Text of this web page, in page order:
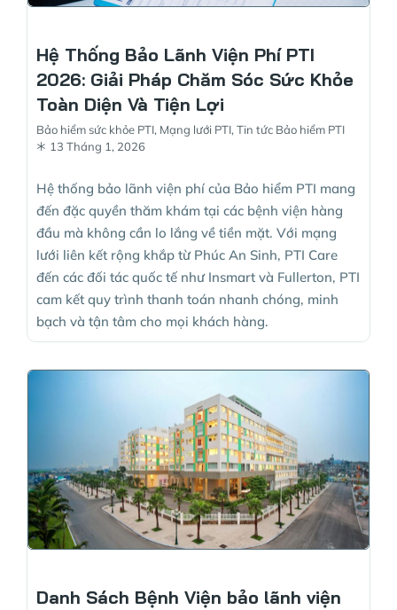
Hệ Thống Bảo Lãnh Viện Phí PTI
2026: Giải Pháp Chăm Sóc Sức Khỏe
Toàn Diện Và Tiện Lợi
Bảo hiểm sức khỏe PTI, Mạng lưới PTI, Tin tức Bảo hiểm PTI
13 Tháng 1, 2026
Hệ thống bảo lãnh viện phí của Bảo hiểm PTI mang
đến đặc quyền thăm khám tại các bệnh viện hàng
đầu mà không cần lo lắng về tiền mặt. Với mạng
lưới liên kết rộng khắp từ Phúc An Sinh, PTI Care
đến các đối tác quốc tế như Insmart và Fullerton, PTI
cam kết quy trình thanh toán nhanh chóng, minh
bạch và tận tâm cho mọi khách hàng.
Danh Sách Bệnh Viện bảo lãnh viện